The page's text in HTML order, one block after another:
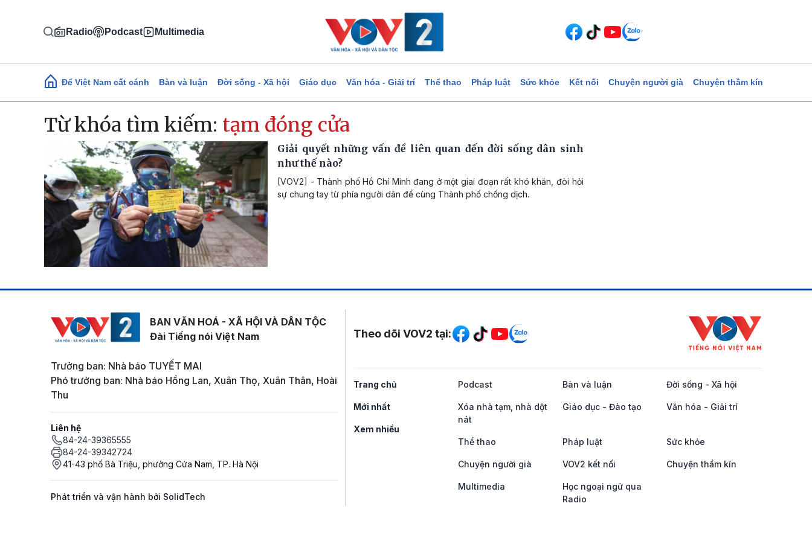
Radio Podcast Multimedia
Main navigation
Để Việt Nam cất cánh Bàn và luận Đời sống - Xã hội Giáo dục Văn hóa - Giải trí Thể thao Pháp luật Sức khỏe Kết nối Chuyện người già Chuyện thầm kín
Từ khóa tìm kiếm: tạm đóng cửa
Giải quyết những vấn đề liên quan đến đời sống dân sinh
như thế nào?
[VOV2] - Thành phố Hồ Chí Minh đang ở một giai đoạn rất khó khăn, đòi hỏi
sự chung tay từ phía người dân để cùng Thành phố chống dịch.
BAN VĂN HOÁ - XÃ HỘI VÀ DÂN TỘC
Đài Tiếng nói Việt Nam
Trưởng ban: Nhà báo TUYẾT MAI
Phó trưởng ban: Nhà báo Hồng Lan, Xuân Thọ, Xuân Thân, Hoài
Thu
Liên hệ
84-24-39365555
84-24-39342724
41-43 phố Bà Triệu, phường Cửa Nam, TP. Hà Nội
Phát triển và vận hành bởi SolidTech
Mạng xã hội
Theo dõi VOV2 tại:
Trang chủ
Mới nhất
Xem nhiều
Podcast Bàn và luận Đời sống - Xã hội
Xóa nhà tạm, nhà dột
nát
Giáo dục - Đào tạo Văn hóa - Giải trí
Thể thao Pháp luật Sức khỏe
Chuyện người già VOV2 kết nối Chuyện thầm kín
Multimedia
Học ngoại ngữ qua
Radio